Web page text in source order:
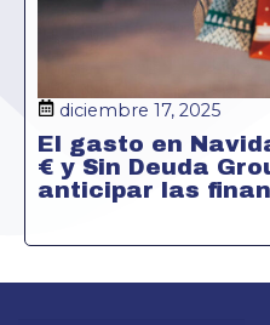
diciembre 17, 2025
El gasto en
€ y Sin Deuda
anticipar las